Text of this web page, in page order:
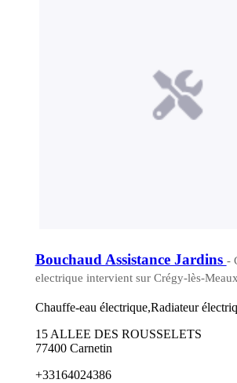
Bouchaud Assistance Jardins -
electrique intervient sur Crégy-lès-Meaux
Chauffe-eau électrique,Radiateur
15 ALLEE DES ROUSSELETS
77400 Carnetin
+33164024386